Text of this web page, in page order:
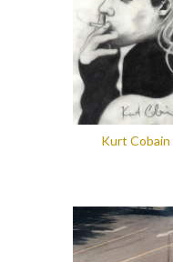
Kurt Cobain